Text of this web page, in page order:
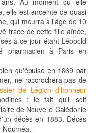
Au moment où elle
elle est enceinte de quasi
qui mourra à l'âge de 10
trace de cette fille aînée,
à ce jour étant Léopold
pharmacien à Paris en
qu'épuisé en 1869 par
ne raccrochera pas de
de Légion d'honneur
: le fait qu'il soit
de Nouvelle Calédonie
décès en 1883. Décès
Nouméa.